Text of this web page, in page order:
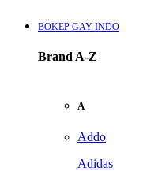
BOKEP GAY INDO
Brand A-Z
A
Addo
Adidas